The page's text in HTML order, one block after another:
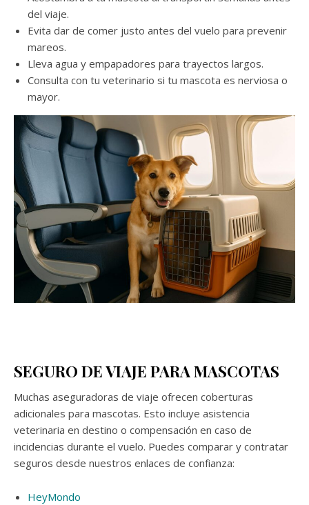
del viaje.
Evita dar de comer justo antes del vuelo para prevenir
mareos.
Lleva agua y empapadores para trayectos largos.
Consulta con tu veterinario si tu mascota es nerviosa o
mayor.
SEGURO DE VIAJE PARA MASCOTAS
Muchas aseguradoras de viaje ofrecen coberturas
adicionales para mascotas. Esto incluye asistencia
veterinaria en destino o compensación en caso de
incidencias durante el vuelo. Puedes comparar y contratar
seguros desde nuestros enlaces de confianza:
HeyMondo